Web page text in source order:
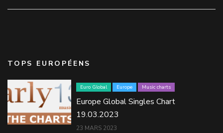
TOPS EUROPÉENS
Euro Global Europe Music charts
Europe Global Singles Chart
19.03.2023
23 MARS 2023